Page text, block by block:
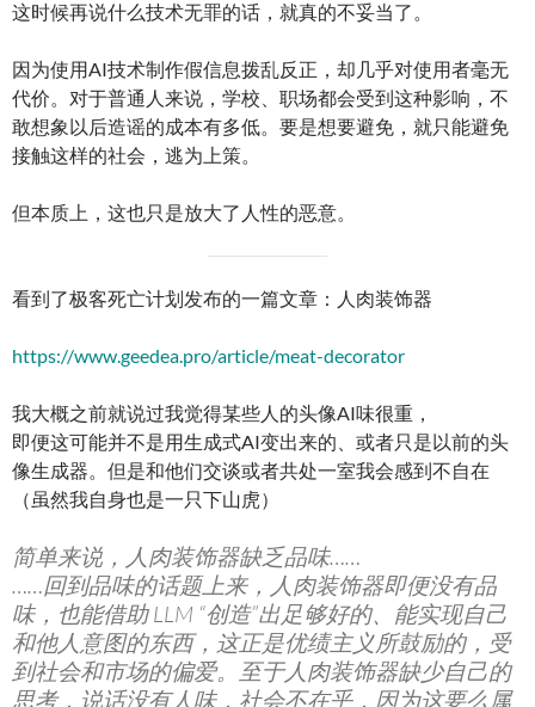
这时候再说什么技术无罪的话，就真的不妥当了。
因为使用AI技术制作假信息拨乱反正，却几乎对使用者毫无
代价。对于普通人来说，学校、职场都会受到这种影响，不
敢想象以后造谣的成本有多低。要是想要避免，就只能避免
接触这样的社会，逃为上策。
但本质上，这也只是放大了人性的恶意。
看到了极客死亡计划发布的一篇文章：人肉装饰器
https://www.geedea.pro/article/meat-decorator
我大概之前就说过我觉得某些人的头像AI味很重，
即便这可能并不是用生成式AI变出来的、或者只是以前的头
像生成器。但是和他们交谈或者共处一室我会感到不自在
（虽然我自身也是一只下山虎）
简单来说，人肉装饰器缺乏品味……
……回到品味的话题上来，人肉装饰器即便没有品
味，也能借助 LLM “创造”出足够好的、能实现自己
和他人意图的东西，这正是优绩主义所鼓励的，受
到社会和市场的偏爱。至于人肉装饰器缺少自己的
思考，说话没有人味，社会不在乎，因为这要么属